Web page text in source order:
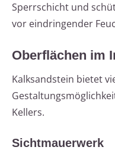
Sperrschicht und
vor eindringender
Oberflächen im
Kalksandstein bietet
Kellers.
Sichtmauerwerk